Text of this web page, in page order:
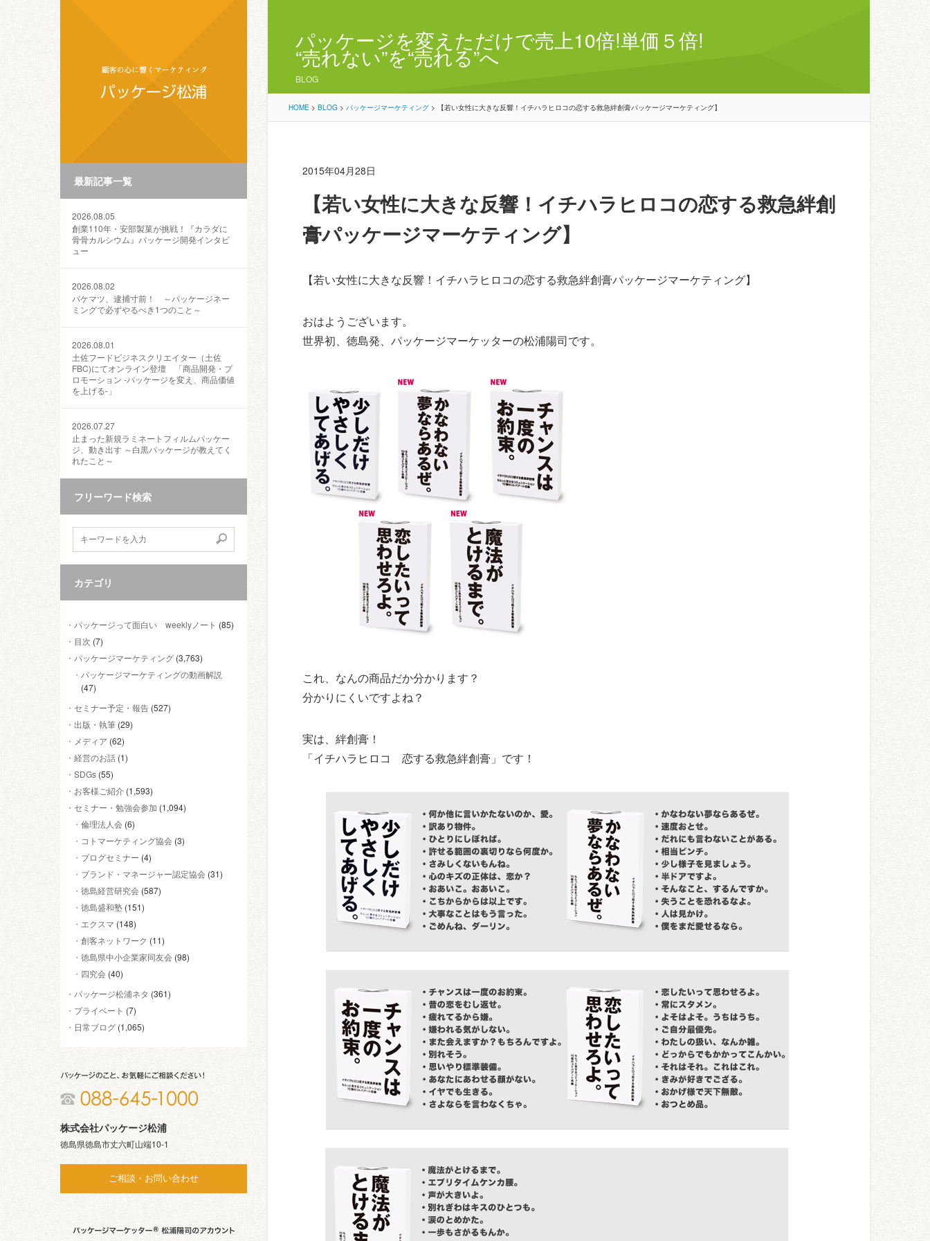
最新記事一覧
2026.08.05
創業110年・安部製菓が挑戦！『カラダに
骨骨カルシウム』パッケージ開発インタビ
ュー
2026.08.02
パケマツ、逮捕寸前！ ～パッケージネー
ミングで必ずやるべき1つのこと～
2026.08.01
土佐フードビジネスクリエイター（土佐
FBC)にてオンライン登壇 「商品開発・プ
ロモーション ‐パッケージを変え、商品価値
を上げる‐」
2026.07.27
止まった新規ラミネートフィルムパッケー
ジ、動き出す ～白黒パッケージが教えてく
れたこと～
フリーワード検索
カテゴリ
パッケージって面白い weeklyノート (85)
目次 (7)
パッケージマーケティング (3,763)
パッケージマーケティングの動画解説
(47)
セミナー予定・報告 (527)
出版・執筆 (29)
メディア (62)
経営のお話 (1)
SDGs (55)
お客様ご紹介 (1,593)
セミナー・勉強会参加 (1,094)
倫理法人会 (6)
コトマーケティング協会 (3)
ブログセミナー (4)
ブランド・マネージャー認定協会 (31)
徳島経営研究会 (587)
徳島盛和塾 (151)
エクスマ (148)
創客ネットワーク (11)
徳島県中小企業家同友会 (98)
四究会 (40)
パッケージ松浦ネタ (361)
プライベート (7)
日常ブログ (1,065)
株式会社パッケージ松浦
徳島県徳島市丈六町山端10-1
ご相談・お問い合わせ
パッケージを変えただけで売上10倍!単価５倍!
“売れない”を“売れる”へ
BLOG
HOME > BLOG > パッケージマーケティング > 【若い女性に大きな反響！イチハラヒロコの恋する救急絆創膏パッケージマーケティング】
2015年04月28日
【若い女性に大きな反響！イチハラヒロコの恋する救急絆創
膏パッケージマーケティング】
【若い女性に大きな反響！イチハラヒロコの恋する救急絆創膏パッケージマーケティング】
おはようございます。
世界初、徳島発、パッケージマーケッターの松浦陽司です。
これ、なんの商品だか分かります？
分かりにくいですよね？
実は、絆創膏！
「イチハラヒロコ 恋する救急絆創膏」です！